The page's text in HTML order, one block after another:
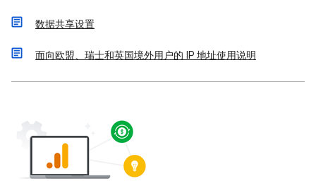
数据共享设置
面向欧盟、瑞士和英国境外用户的 IP 地址使用说明